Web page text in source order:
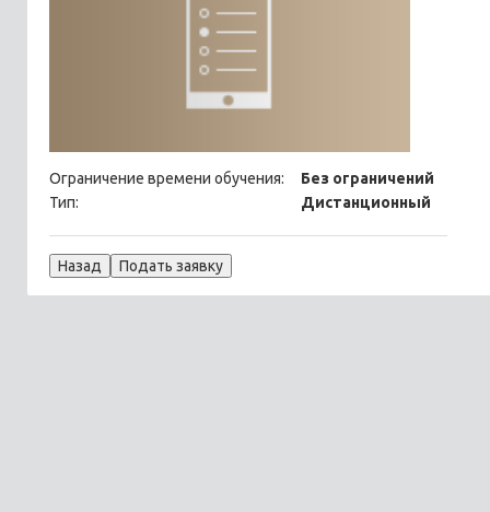
Ограничение времени обучения:
Без ограничений
Тип:
Дистанционный